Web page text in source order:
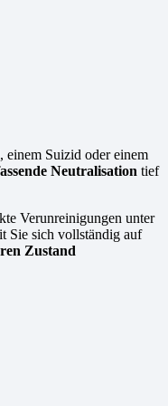
einem Suizid oder einem
Neutralisation tief
Verunreinigungen unter
Sie sich vollständig auf
Zustand